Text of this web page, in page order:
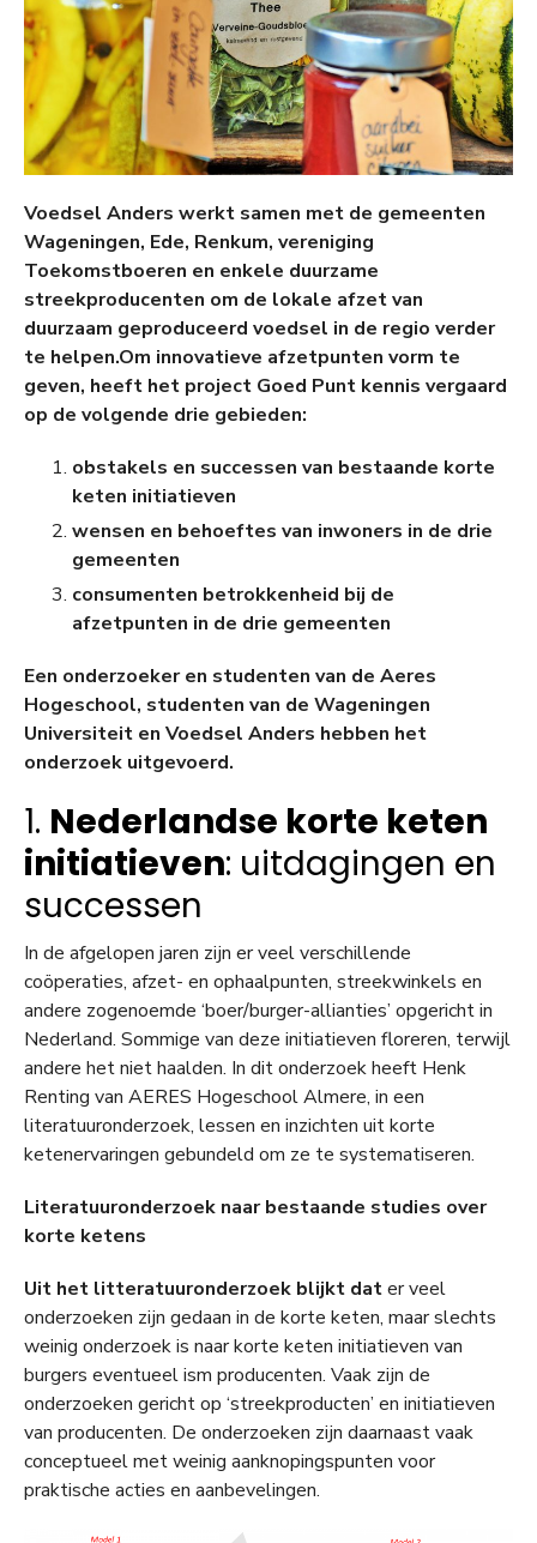
Voedsel Anders werkt samen met de gemeenten
Wageningen, Ede, Renkum, vereniging
Toekomstboeren en enkele duurzame
streekproducenten om de lokale afzet van
duurzaam geproduceerd voedsel in de regio verder
te helpen.Om innovatieve afzetpunten vorm te
geven, heeft het project Goed Punt kennis vergaard
op de volgende drie gebieden:
obstakels en successen van bestaande korte
keten initiatieven
wensen en behoeftes van inwoners in de drie
gemeenten
consumenten betrokkenheid bij de
afzetpunten in de drie gemeenten
Een onderzoeker en studenten van de Aeres
Hogeschool, studenten van de Wageningen
Universiteit en Voedsel Anders hebben het
onderzoek uitgevoerd.
1. Nederlandse korte keten
initiatieven: uitdagingen en
successen
In de afgelopen jaren zijn er veel verschillende
coöperaties, afzet- en ophaalpunten, streekwinkels en
andere zogenoemde ‘boer/burger-allianties’ opgericht in
Nederland. Sommige van deze initiatieven floreren, terwijl
andere het niet haalden. In dit onderzoek heeft Henk
Renting van AERES Hogeschool Almere, in een
literatuuronderzoek, lessen en inzichten uit korte
ketenervaringen gebundeld om ze te systematiseren.
Literatuuronderzoek naar bestaande studies over
korte ketens
Uit het litteratuuronderzoek blijkt dater veel
onderzoeken zijn gedaan in de korte keten, maar slechts
weinig onderzoek is naar korte keten initiatieven van
burgers eventueel ism producenten. Vaak zijn de
onderzoeken gericht op ‘streekproducten’ en initiatieven
van producenten. De onderzoeken zijn daarnaast vaak
conceptueel met weinig aanknopingspunten voor
praktische acties en aanbevelingen.